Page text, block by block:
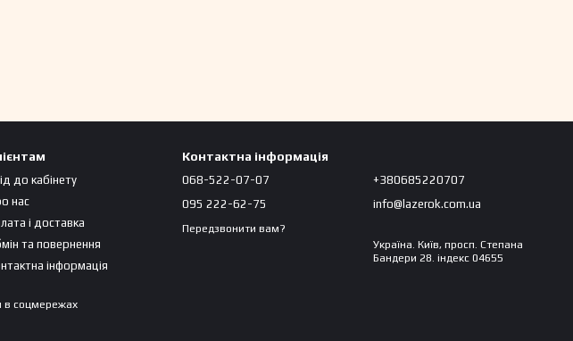
до кабінету
нас
і доставка
та повернення
інформація
в соцмережах
Контактна інформація
068-522-07-07
095 222-62-75
Передзвонити вам?
+380685220707
info@lazerok.com.ua
Україна. Київ, просп. Степана
Бандери 28. індекс 04655